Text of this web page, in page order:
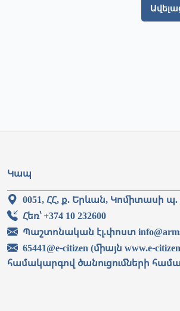
Կապ
0051, ՀՀ, ք. Երևան, Կոմիտասի պ.
Հեռ՝ +374 10 232600
Պաշտոնական էլ.փոստ
65441@e-citizen (միայն www.e-
համակարգով ծանուցումների